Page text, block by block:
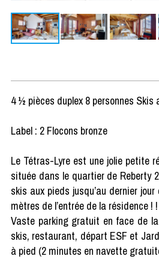
4 ½ pièces duplex 8 personnes Skis
Label : 2 Flocons bronze
Le Tétras-Lyre est une jolie petite
située dans le quartier de Reberty
skis aux pieds jusqu’au dernier
mètres de l’entrée de la résidence !
Vaste parking gratuit en face de
skis, restaurant, départ ESF et
à pied (2 minutes en navette